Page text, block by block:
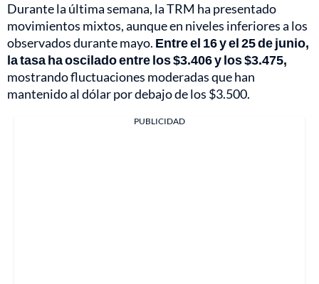
Durante la última semana, la TRM ha presentado
movimientos mixtos, aunque en niveles inferiores a los
observados durante mayo. Entre el 16 y el 25 de junio,
la tasa ha oscilado entre los $3.406 y los $3.475,
mostrando fluctuaciones moderadas que han
mantenido al dólar por debajo de los $3.500.
PUBLICIDAD